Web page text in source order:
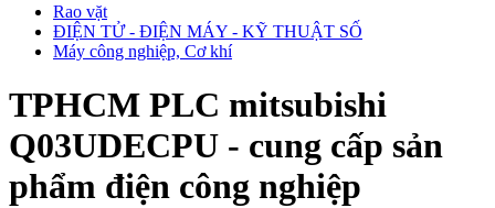
Rao vặt
ĐIỆN TỬ - ĐIỆN MÁY - KỸ THUẬT SỐ
Máy công nghiệp, Cơ khí
TPHCM PLC mitsubishi
Q03UDECPU - cung cấp sản
phẩm điện công nghiệp